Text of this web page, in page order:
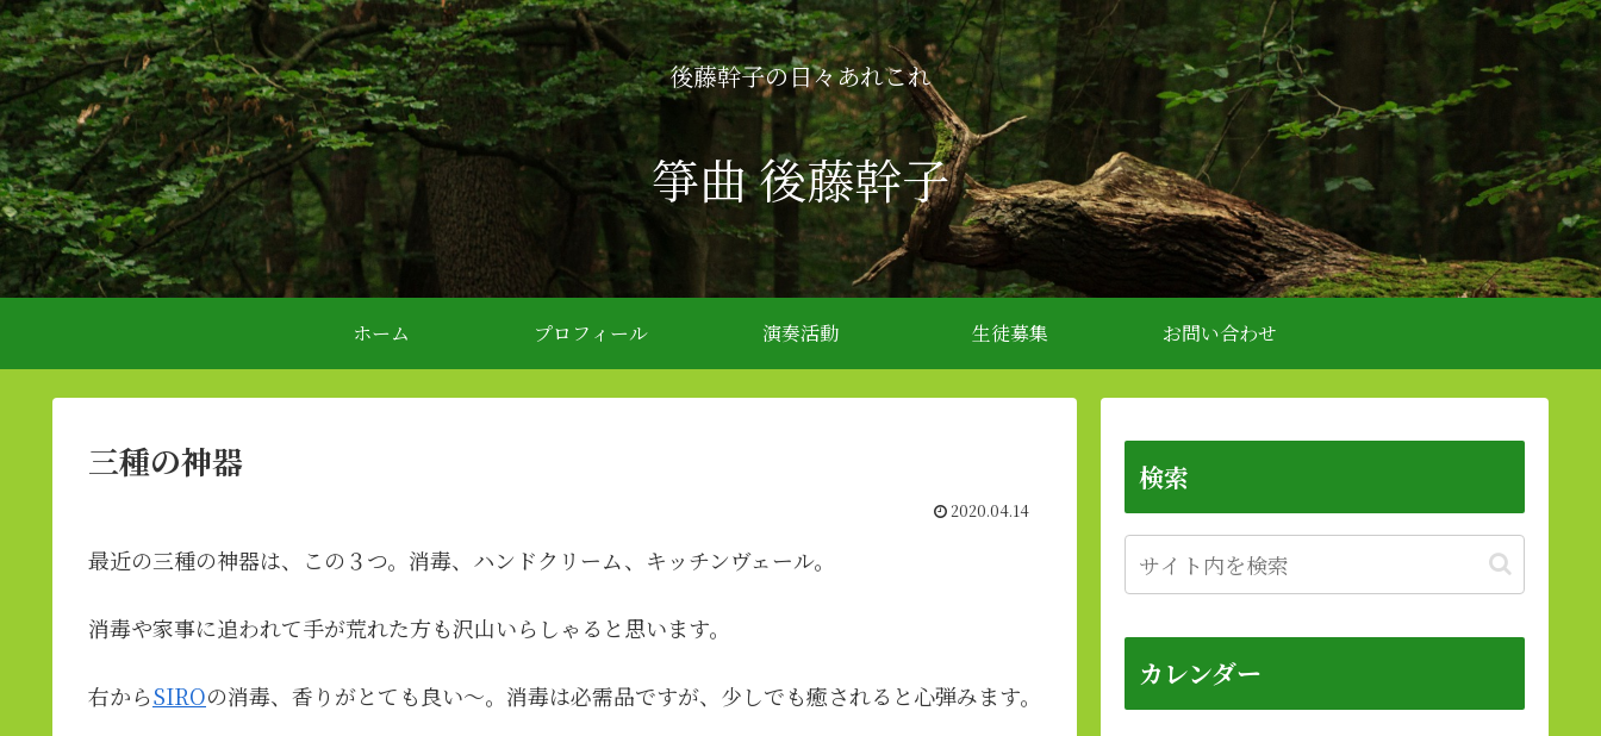
後藤幹子の日々あれこれ
箏曲 後藤幹子
ホーム プロフィール 演奏活動 生徒募集 お問い合わせ
三種の神器
2020.04.14
最近の三種の神器は、この３つ。消毒、ハンドクリーム、キッチンヴェール。
消毒や家事に追われて手が荒れた方も沢山いらしゃると思います。
右からSIROの消毒、香りがとても良い〜。消毒は必需品ですが、少しでも癒されると心弾みます。
検索
カレンダー